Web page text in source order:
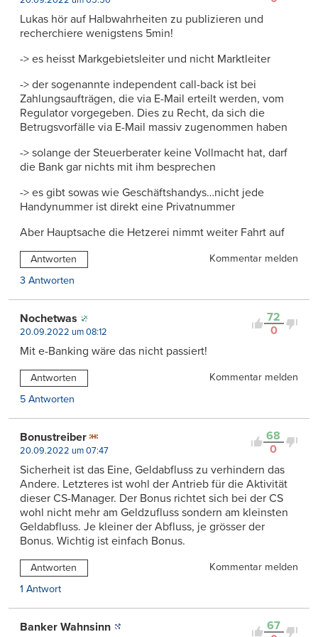
Lukas hör auf Halbwahrheiten zu publizieren und
recherchiere wenigstens 5min!
-> es heisst Markgebietsleiter und nicht Marktleiter
-> der sogenannte independent call-back ist bei
Zahlungsaufträgen, die via E-Mail erteilt werden, vom
Regulator vorgegeben. Dies zu Recht, da sich die
Betrugsvorfälle via E-Mail massiv zugenommen haben
-> solange der Steuerberater keine Vollmacht hat, darf
die Bank gar nichts mit ihm besprechen
-> es gibt sowas wie Geschäftshandys…nicht jede
Handynummer ist direkt eine Privatnummer
Aber Hauptsache die Hetzerei nimmt weiter Fahrt auf
Antworten
Kommentar melden
3 Antworten
72
0
Nochetwas
20.09.2022 um 08:12
Mit e-Banking wäre das nicht passiert!
Antworten
Kommentar melden
5 Antworten
68
0
Bonustreiber
20.09.2022 um 07:47
Sicherheit ist das Eine, Geldabfluss zu verhindern das
Andere. Letzteres ist wohl der Antrieb für die Aktivität
dieser CS-Manager. Der Bonus richtet sich bei der CS
wohl nicht mehr am Geldzufluss sondern am kleinsten
Geldabfluss. Je kleiner der Abfluss, je grösser der
Bonus. Wichtig ist einfach Bonus.
Antworten
Kommentar melden
1 Antwort
67
Banker Wahnsinn